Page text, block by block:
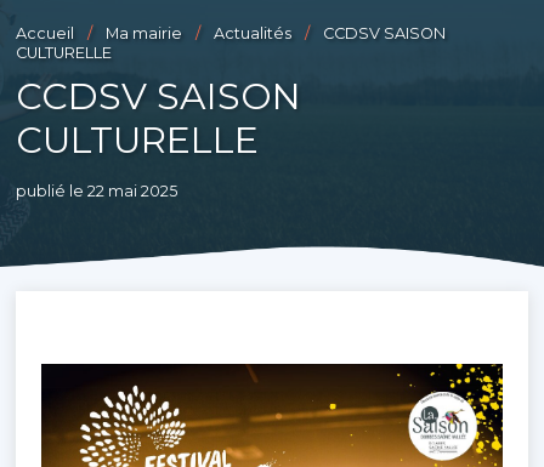
contact
Accueil Ma mairie Actualités
CCDSV SAISON
CULTURELLE
CCDSV SAISON
CULTURELLE
publié le 22 mai 2025